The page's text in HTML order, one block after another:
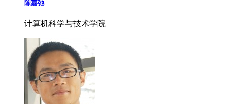
陈嘉弛
计算机科学与技术学院